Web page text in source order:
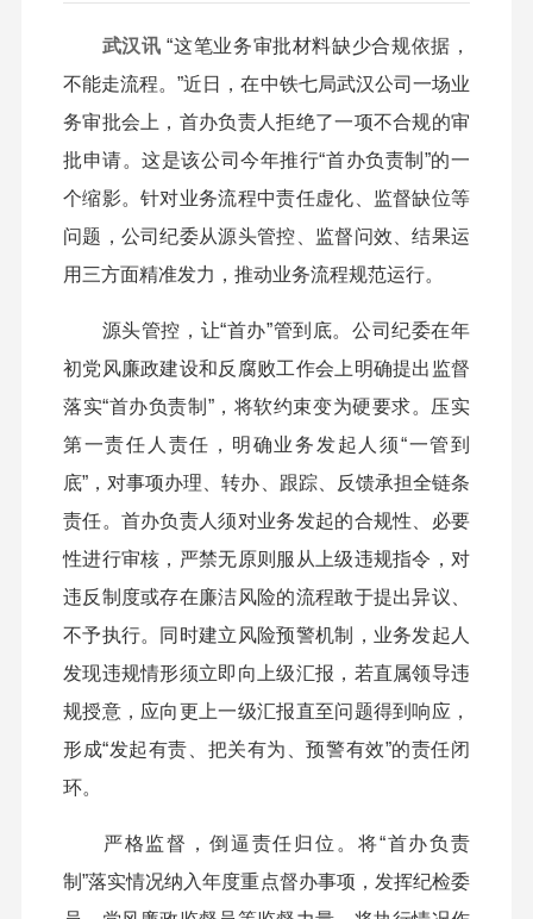
武汉讯 “这笔业务审批材料缺少合规依据，
不能走流程。”近日，在中铁七局武汉公司一场业
务审批会上，首办负责人拒绝了一项不合规的审
批申请。这是该公司今年推行“首办负责制”的一
个缩影。针对业务流程中责任虚化、监督缺位等
问题，公司纪委从源头管控、监督问效、结果运
用三方面精准发力，推动业务流程规范运行。
源头管控，让“首办”管到底。公司纪委在年
初党风廉政建设和反腐败工作会上明确提出监督
落实“首办负责制”，将软约束变为硬要求。压实
第一责任人责任，明确业务发起人须“一管到
底”，对事项办理、转办、跟踪、反馈承担全链条
责任。首办负责人须对业务发起的合规性、必要
性进行审核，严禁无原则服从上级违规指令，对
违反制度或存在廉洁风险的流程敢于提出异议、
不予执行。同时建立风险预警机制，业务发起人
发现违规情形须立即向上级汇报，若直属领导违
规授意，应向更上一级汇报直至问题得到响应，
形成“发起有责、把关有为、预警有效”的责任闭
环。
严格监督，倒逼责任归位。将“首办负责
制”落实情况纳入年度重点督办事项，发挥纪检委